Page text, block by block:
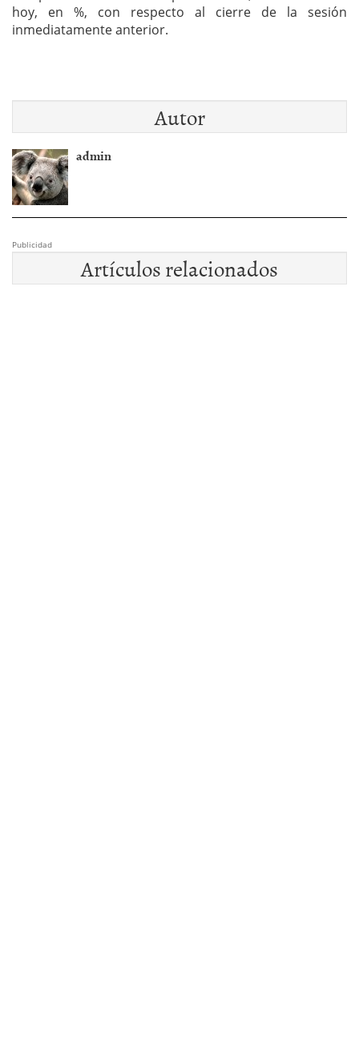
hoy, en %, con respecto al cierre de la sesión
inmediatamente anterior.
Autor
admin
Publicidad
Artículos relacionados